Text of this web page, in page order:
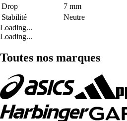
Drop
7 mm
Stabilité
Neutre
Loading...
Loading...
Toutes nos marques